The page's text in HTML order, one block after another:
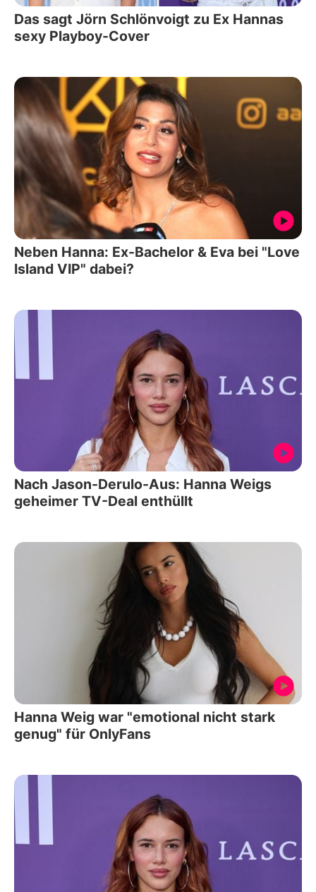
Das sagt Jörn Schlönvoigt zu Ex Hannas
sexy Playboy-Cover
Neben Hanna: Ex-Bachelor & Eva bei "Love
Island VIP" dabei?
Nach Jason-Derulo-Aus: Hanna Weigs
geheimer TV-Deal enthüllt
Hanna Weig war "emotional nicht stark
genug" für OnlyFans